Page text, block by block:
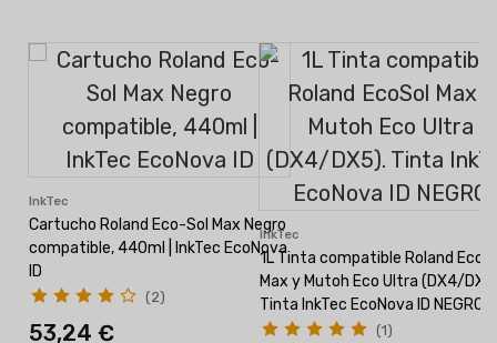
InkTec
Cartucho Roland Eco-Sol Max Negro
compatible, 440ml | InkTec EcoNova
ID
53,24 €
(2)
InkTec
1L Tinta compatible Roland
Max y Mutoh Eco Ultra (DX4/
Tinta InkTec EcoNova ID NEGRO
(1)